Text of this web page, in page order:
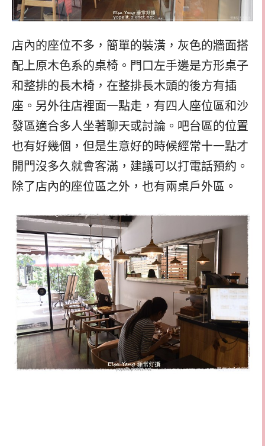
店內的座位不多，簡單的裝潢，灰色的牆面搭
配上原木色系的桌椅。門口左手邊是方形桌子
和整排的長木椅，在整排長木頭的後方有插
座。另外往店裡面一點走，有四人座位區和沙
發區適合多人坐著聊天或討論。吧台區的位置
也有好幾個，但是生意好的時候經常十一點才
開門沒多久就會客滿，建議可以打電話預約。
除了店內的座位區之外，也有兩桌戶外區。